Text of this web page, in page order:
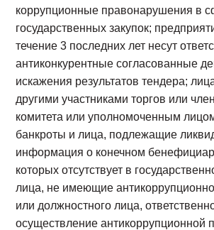
коррупционные правонарушения в
государственных закупок;
течение 3 последних лет несут
антиконкурентные согласованные
искажения результатов тендера;
другими участниками торгов или
комитета или уполномоченным лицом
банкроты и лица, подлежащие
информация о конечном
которых отсутствует в
лица, не имеющие
или должностного лица,
осуществление антикоррупционной